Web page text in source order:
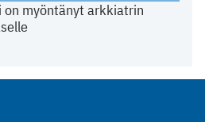
on myöntänyt arkkiatrin